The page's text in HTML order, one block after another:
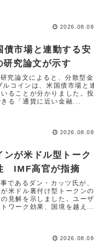
2026.08.08
債市場と連動する安
究論文が示す
究論文によると、分散型金
コインは、米国債市場と
ることが分かりました。投
る「通貨に近い金融...
2026.08.08
ンが米ドル型トーク
IMF高官が指摘
であるダン・カッツ氏が、
米ドル裏付け型トークンの
見解を示しました。ユーザ
ワーク効果、国境を越え...
2026.08.08